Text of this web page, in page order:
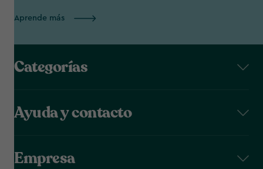
Aprende más
Categorías
Ayuda y contacto
Empresa